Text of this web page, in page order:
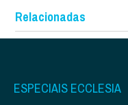
Relacionadas
ESPECIAIS ECCLESIA